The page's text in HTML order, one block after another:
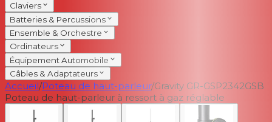
Claviers
Batteries & Percussions
Ensemble & Orchestre
Ordinateurs
Équipement Automobile
Câbles & Adaptateurs
Accueil/Poteau de haut-parleur/Gravity GR-GSP2342GSB
Poteau de haut-parleur à ressort à gaz réglable